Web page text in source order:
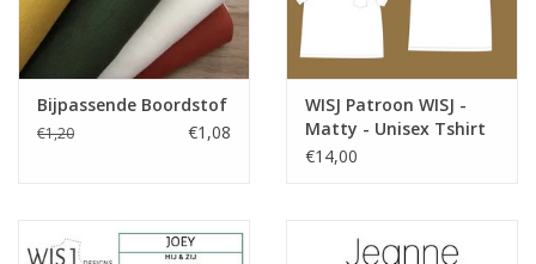
Bijpassende Boordstof
€1,20 €1,08
WISJ Patroon WISJ -
Matty - Unisex Tshirt
€14,00